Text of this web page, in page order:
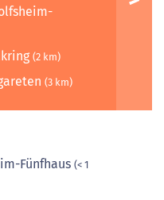
(2 km)
(3 km)
Fünfhaus (< 1